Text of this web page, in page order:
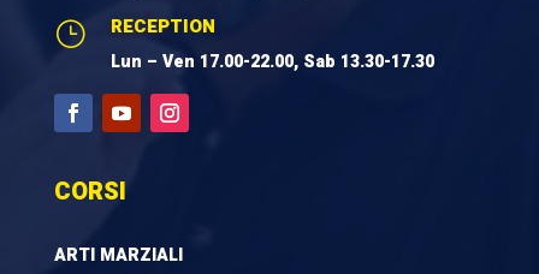
} RECEPTION
Lun – Ven 17.00-22.00, Sab 13.30-17.30
CORSI
ARTI MARZIALI